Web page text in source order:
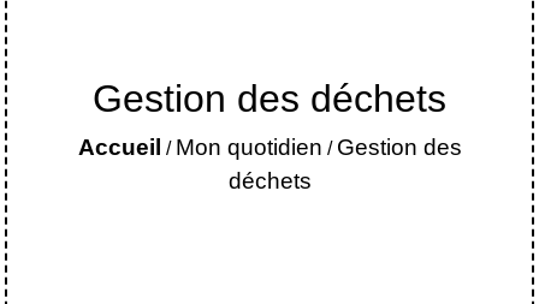
Gestion des déchets
Accueil / Mon quotidien / Gestion des
déchets